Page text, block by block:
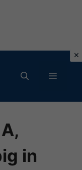
MENU
in